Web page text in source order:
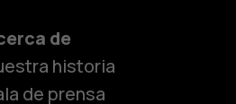
de
historia
de prensa